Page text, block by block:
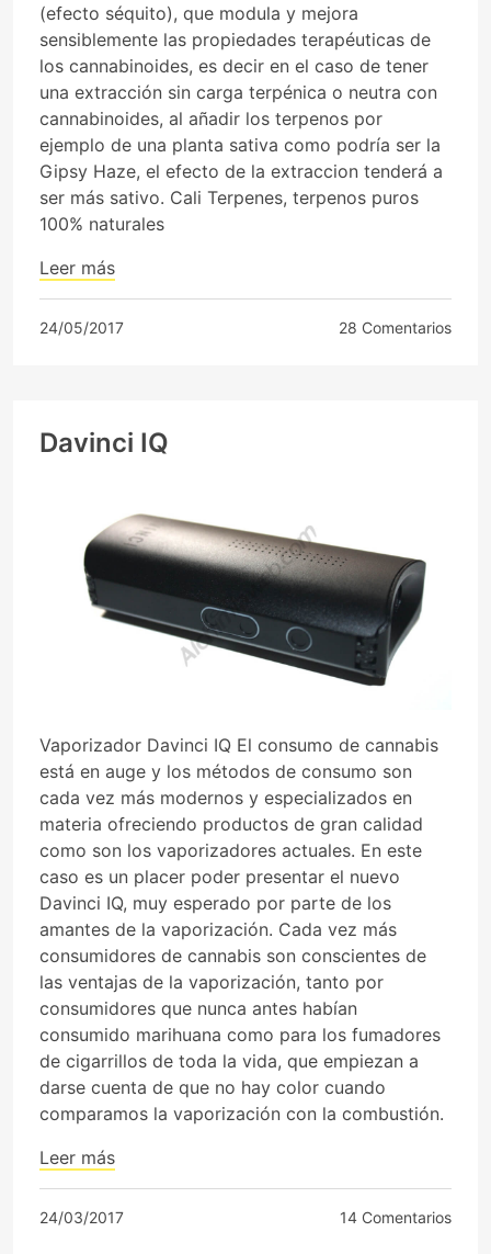
(efecto séquito), que modula y mejora
sensiblemente las propiedades terapéuticas de
los cannabinoides, es decir en el caso de tener
una extracción sin carga terpénica o neutra con
cannabinoides, al añadir los terpenos por
ejemplo de una planta sativa como podría ser la
Gipsy Haze, el efecto de la extraccion tenderá a
ser más sativo. Cali Terpenes, terpenos puros
100% naturales
Leer más
24/05/2017 28 Comentarios
Davinci IQ
Vaporizador Davinci IQ El consumo de cannabis
está en auge y los métodos de consumo son
cada vez más modernos y especializados en
materia ofreciendo productos de gran calidad
como son los vaporizadores actuales. En este
caso es un placer poder presentar el nuevo
Davinci IQ, muy esperado por parte de los
amantes de la vaporización. Cada vez más
consumidores de cannabis son conscientes de
las ventajas de la vaporización, tanto por
consumidores que nunca antes habían
consumido marihuana como para los fumadores
de cigarrillos de toda la vida, que empiezan a
darse cuenta de que no hay color cuando
comparamos la vaporización con la combustión.
Leer más
24/03/2017 14 Comentarios